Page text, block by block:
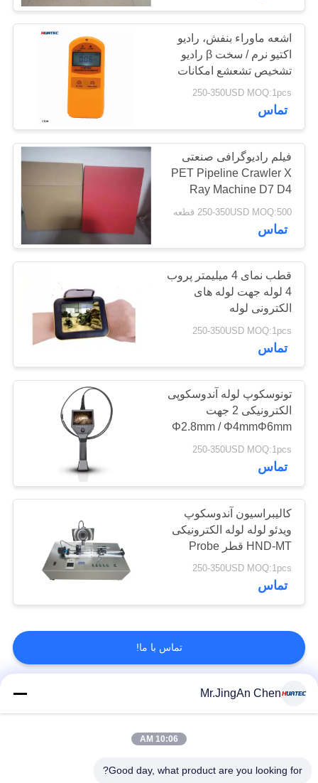
اشعه ماوراء بنفش، رادیو
اکتیو نرم / سخت β رادیو
تشخیص تشعشع امکانات
هسته ای
250-350USD MOQ:1pcs
تماس
فیلم رادیوگرافی صنعتی
PET Pipeline Crawler X
Ray Machine D7 D4
250-350USD MOQ:500 قطعه
تماس
قطب نمای 4 میلیمتر پروب
4 لوله جهت لوله های
الکترونی لوله
250-350USD MOQ:1pcs
تماس
تونوسکوپ لوله آندوسکوپی
الکترونیکی 2 جهت
Φ2.8mm / Φ4mmΦ6mm
/ Φ8mm / Φ10mm /
Φ12mm
250-350USD MOQ:1pcs
تماس
کالیبراسیون آندوسکوپ
ویدئو لوله لوله الکترونیکی
HND-MT قطر Probe
3mm
250-350USD MOQ:1pcs
تماس
تماس با ما!
دسته بندی های محبوب
التراسونیک
اولتراسونیک
Mr.JingAn Chen
10:06 AM
Good day, what product are you looking for?